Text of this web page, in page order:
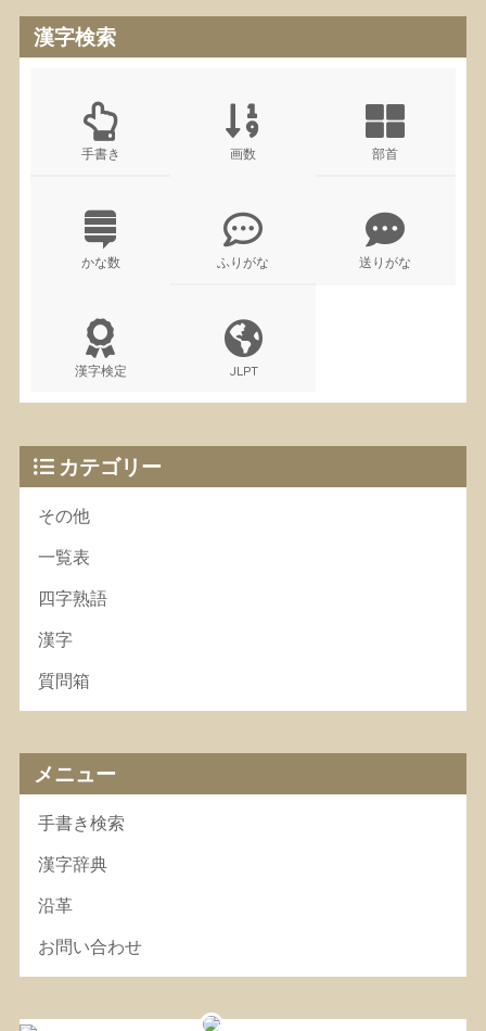
漢字検索
手書き 画数 部首
かな数 ふりがな 送りがな
漢字検定 JLPT
カテゴリー
その他
一覧表
四字熟語
漢字
質問箱
メニュー
手書き検索
漢字辞典
沿革
お問い合わせ